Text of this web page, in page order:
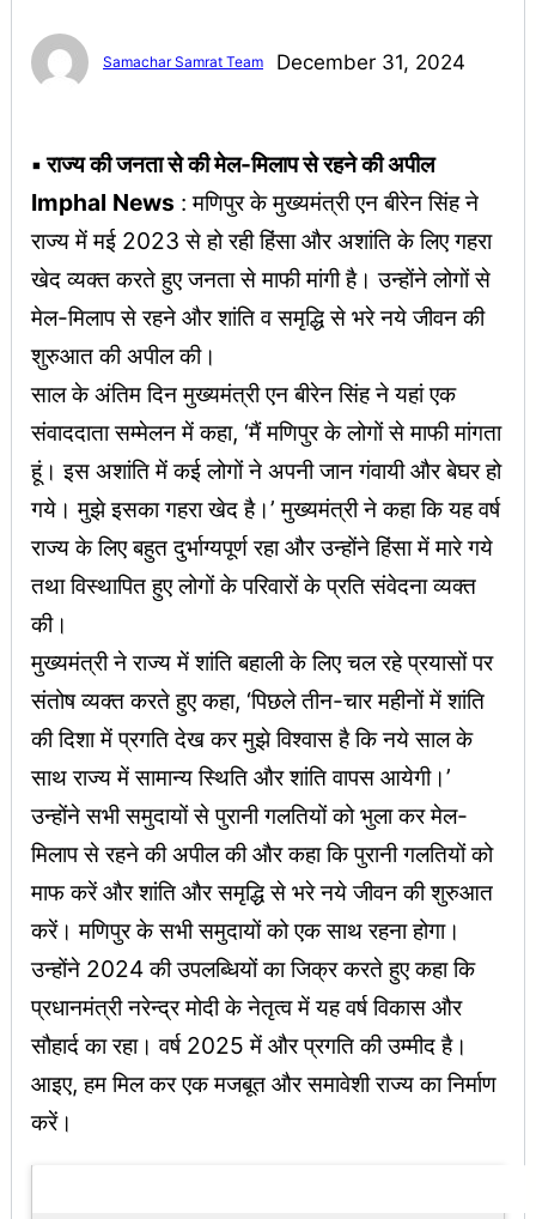
Samachar Samrat Team December 31, 2024
▪︎ राज्य की जनता से की मेल-मिलाप से रहने की अपील
Imphal News : मणिपुर के मुख्यमंत्री एन बीरेन सिंह ने
राज्य में मई 2023 से हो रही हिंसा और अशांति के लिए गहरा
खेद व्यक्त करते हुए जनता से माफी मांगी है। उन्होंने लोगों से
मेल-मिलाप से रहने और शांति व समृद्धि से भरे नये जीवन की
शुरुआत की अपील की।
साल के अंतिम दिन मुख्यमंत्री एन बीरेन सिंह ने यहां एक
संवाददाता सम्मेलन में कहा, ‘मैं मणिपुर के लोगों से माफी मांगता
हूं। इस अशांति में कई लोगों ने अपनी जान गंवायी और बेघर हो
गये। मुझे इसका गहरा खेद है।’ मुख्यमंत्री ने कहा कि यह वर्ष
राज्य के लिए बहुत दुर्भाग्यपूर्ण रहा और उन्होंने हिंसा में मारे गये
तथा विस्थापित हुए लोगों के परिवारों के प्रति संवेदना व्यक्त
की।
मुख्यमंत्री ने राज्य में शांति बहाली के लिए चल रहे प्रयासों पर
संतोष व्यक्त करते हुए कहा, ‘पिछले तीन-चार महीनों में शांति
की दिशा में प्रगति देख कर मुझे विश्वास है कि नये साल के
साथ राज्य में सामान्य स्थिति और शांति वापस आयेगी।’
उन्होंने सभी समुदायों से पुरानी गलतियों को भुला कर मेल-
मिलाप से रहने की अपील की और कहा कि पुरानी गलतियों को
माफ करें और शांति और समृद्धि से भरे नये जीवन की शुरुआत
करें। मणिपुर के सभी समुदायों को एक साथ रहना होगा।
उन्होंने 2024 की उपलब्धियों का जिक्र करते हुए कहा कि
प्रधानमंत्री नरेन्द्र मोदी के नेतृत्व में यह वर्ष विकास और
सौहार्द का रहा। वर्ष 2025 में और प्रगति की उम्मीद है।
आइए, हम मिल कर एक मजबूत और समावेशी राज्य का निर्माण
करें।